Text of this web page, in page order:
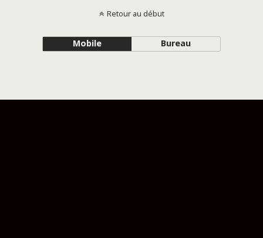
Retour au début
Mobile Bureau